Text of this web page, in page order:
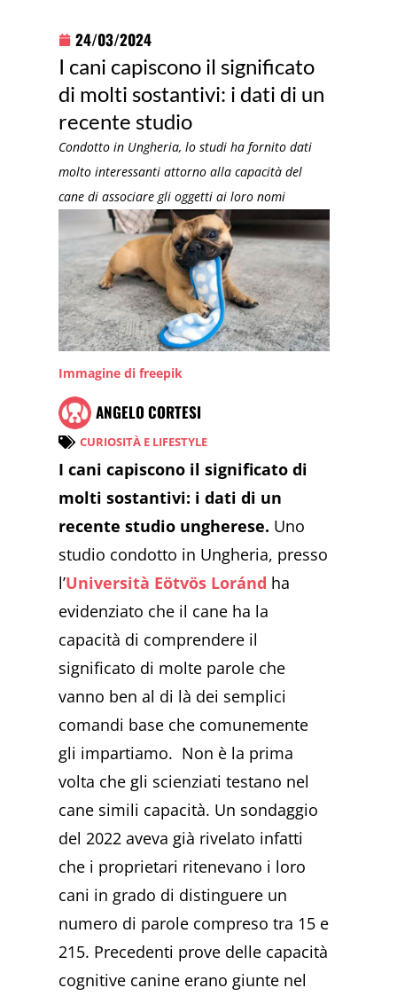
24/03/2024
I cani capiscono il significato
di molti sostantivi: i dati di un
recente studio
Condotto in Ungheria, lo studi ha fornito dati
molto interessanti attorno alla capacità del
cane di associare gli oggetti ai loro nomi
Immagine di freepik
ANGELO CORTESI
CURIOSITÀ E LIFESTYLE
I cani capiscono il significato di
molti sostantivi: i dati di un
recente studio ungherese. Uno
studio condotto in Ungheria, presso
l’Università Eötvös Loránd ha
evidenziato che il cane ha la
capacità di comprendere il
significato di molte parole che
vanno ben al di là dei semplici
comandi base che comunemente
gli impartiamo. Non è la prima
volta che gli scienziati testano nel
cane simili capacità. Un sondaggio
del 2022 aveva già rivelato infatti
che i proprietari ritenevano i loro
cani in grado di distinguere un
numero di parole compreso tra 15 e
215. Precedenti prove delle capacità
cognitive canine erano giunte nel